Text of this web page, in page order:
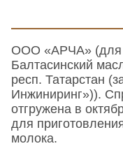
ООО «АРЧА» (для
Балтасинский
респ. Татарстан
Инжиниринг»)).
отгружена в
для
молока.